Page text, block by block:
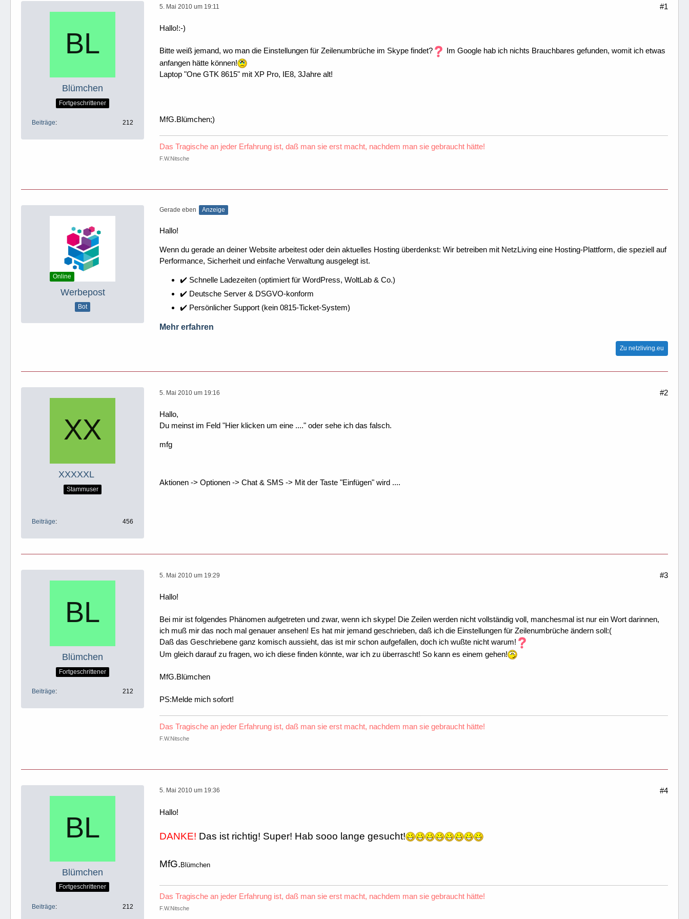
Blümchen
Fortgeschrittener
Beiträge 212
5. Mai 2010 um 19:11 #1
Hallo!:-)
Bitte weiß jemand, wo man die Einstellungen für Zeilenumbrüche im Skype findet?
Im Google hab ich nichts Brauchbares gefunden, womit ich etwas
anfangen hätte können!
Laptop "One GTK 8615" mit XP Pro, IE8, 3Jahre alt!
MfG.Blümchen;)
Das Tragische an jeder Erfahrung ist, daß man sie erst macht, nachdem man sie gebraucht hätte!
F.W.Nitsche
Online
Werbepost
Bot
Gerade eben Anzeige
Hallo!
Wenn du gerade an deiner Website arbeitest oder dein aktuelles Hosting überdenkst: Wir betreiben mit NetzLiving eine Hosting-Plattform, die speziell auf
Performance, Sicherheit und einfache Verwaltung ausgelegt ist.
✔️ Schnelle Ladezeiten (optimiert für WordPress, WoltLab & Co.)
✔️ Deutsche Server & DSGVO-konform
✔️ Persönlicher Support (kein 0815-Ticket-System)
Mehr erfahren
Zu netzliving.eu
XXXXXL
Stammuser
Beiträge 456
5. Mai 2010 um 19:16 #2
Hallo,
Du meinst im Feld "Hier klicken um eine ...." oder sehe ich das falsch.
mfg
Aktionen -> Optionen -> Chat & SMS -> Mit der Taste "Einfügen" wird ....
Blümchen
Fortgeschrittener
Beiträge 212
5. Mai 2010 um 19:29 #3
Hallo!
Bei mir ist folgendes Phänomen aufgetreten und zwar, wenn ich skype! Die Zeilen werden nicht vollständig voll, manchesmal ist nur ein Wort darinnen,
ich muß mir das noch mal genauer ansehen! Es hat mir jemand geschrieben, daß ich die Einstellungen für Zeilenumbrüche ändern soll:(
Daß das Geschriebene ganz komisch aussieht, das ist mir schon aufgefallen, doch ich wußte nicht warum!
Um gleich darauf zu fragen, wo ich diese finden könnte, war ich zu überrascht! So kann es einem gehen!
MfG.Blümchen
PS:Melde mich sofort!
Das Tragische an jeder Erfahrung ist, daß man sie erst macht, nachdem man sie gebraucht hätte!
F.W.Nitsche
Blümchen
Fortgeschrittener
Beiträge 212
5. Mai 2010 um 19:36 #4
Hallo!
DANKE! Das ist richtig! Super! Hab sooo lange gesucht!
MfG.Blümchen
Das Tragische an jeder Erfahrung ist, daß man sie erst macht, nachdem man sie gebraucht hätte!
F.W.Nitsche